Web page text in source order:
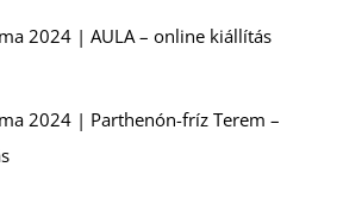
2024 | AULA – online kiállítás
2024 | Parthenón-fríz Terem –